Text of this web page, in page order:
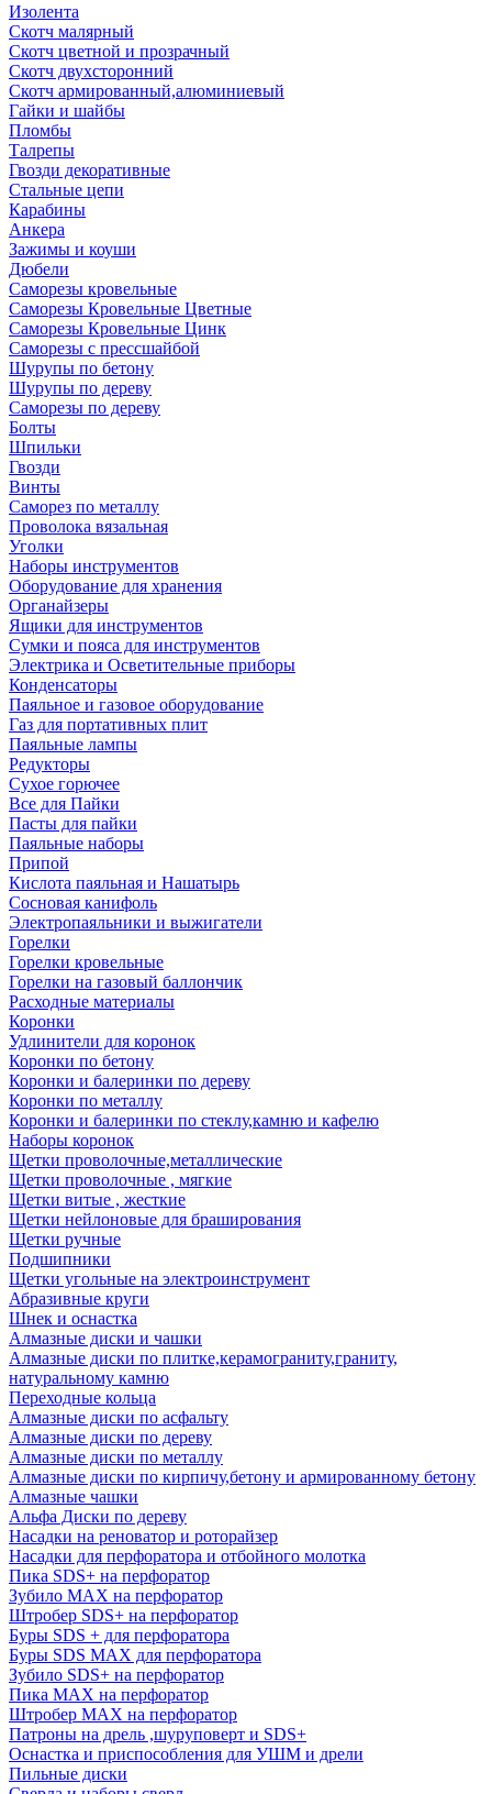
Изолента
Скотч малярный
Скотч цветной и прозрачный
Скотч двухсторонний
Скотч армированный,алюминиевый
Гайки и шайбы
Пломбы
Талрепы
Гвозди декоративные
Стальные цепи
Карабины
Анкера
Зажимы и коуши
Дюбели
Саморезы кровельные
Саморезы Кровельные Цветные
Саморезы Кровельные Цинк
Саморезы с прессшайбой
Шурупы по бетону
Шурупы по дереву
Саморезы по дереву
Болты
Шпильки
Гвозди
Винты
Саморез по металлу
Проволока вязальная
Уголки
Наборы инструментов
Оборудование для хранения
Органайзеры
Ящики для инструментов
Сумки и пояса для инструментов
Электрика и Осветительные приборы
Конденсаторы
Паяльное и газовое оборудование
Газ для портативных плит
Паяльные лампы
Редукторы
Сухое горючее
Все для Пайки
Пасты для пайки
Паяльные наборы
Припой
Кислота паяльная и Нашатырь
Сосновая канифоль
Электропаяльники и выжигатели
Горелки
Горелки кровельные
Горелки на газовый баллончик
Расходные материалы
Коронки
Удлинители для коронок
Коронки по бетону
Коронки и балеринки по дереву
Коронки по металлу
Коронки и балеринки по стеклу,камню и кафелю
Наборы коронок
Щетки проволочные,металлические
Щетки проволочные , мягкие
Щетки витые , жесткие
Щетки нейлоновые для браширования
Щетки ручные
Подшипники
Щетки угольные на электроинструмент
Абразивные круги
Шнек и оснастка
Алмазные диски и чашки
Алмазные диски по плитке,керамограниту,граниту,
натуральному камню
Переходные кольца
Алмазные диски по асфальту
Алмазные диски по дереву
Алмазные диски по металлу
Алмазные диски по кирпичу,бетону и армированному бетону
Алмазные чашки
Альфа Диски по дереву
Насадки на реноватор и роторайзер
Насадки для перфоратора и отбойного молотка
Пика SDS+ на перфоратор
Зубило MAX на перфоратор
Штробер SDS+ на перфоратор
Буры SDS + для перфоратора
Буры SDS MAX для перфоратора
Зубило SDS+ на перфоратор
Пика MAX на перфоратор
Штробер MAX на перфоратор
Патроны на дрель ,шуруповерт и SDS+
Оснастка и приспособления для УШМ и дрели
Пильные диски